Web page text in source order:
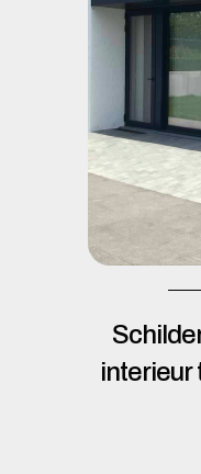
interieur